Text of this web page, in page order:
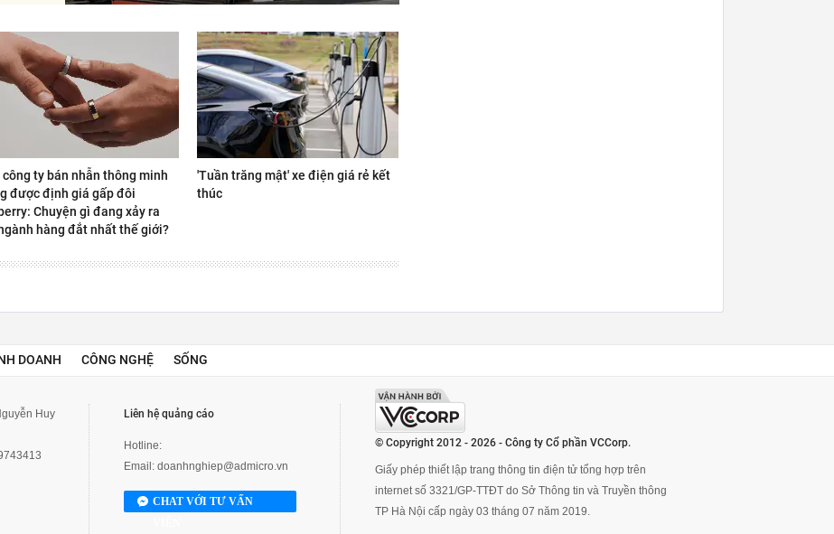
công ty bán nhẫn thông minh
được định giá gấp đôi
Chuyện gì đang xảy ra
hàng đắt nhất thế giới?
'Tuần trăng mật' xe điện giá rẻ kết
thúc
DOANH CÔNG NGHỆ SỐNG
Huy
Liên hệ quảng cáo
Hotline:
Email: doanhnghiep@admicro.vn
CHAT VỚI TƯ VẤN
© Copyright 2012 - 2026 - Công ty Cổ phần VCCorp.
Giấy phép thiết lập trang thông tin điện tử tổng hợp trên
internet số 3321/GP-TTĐT do Sở Thông tin và Truyền thông
TP Hà Nội cấp ngày 03 tháng 07 năm 2019.